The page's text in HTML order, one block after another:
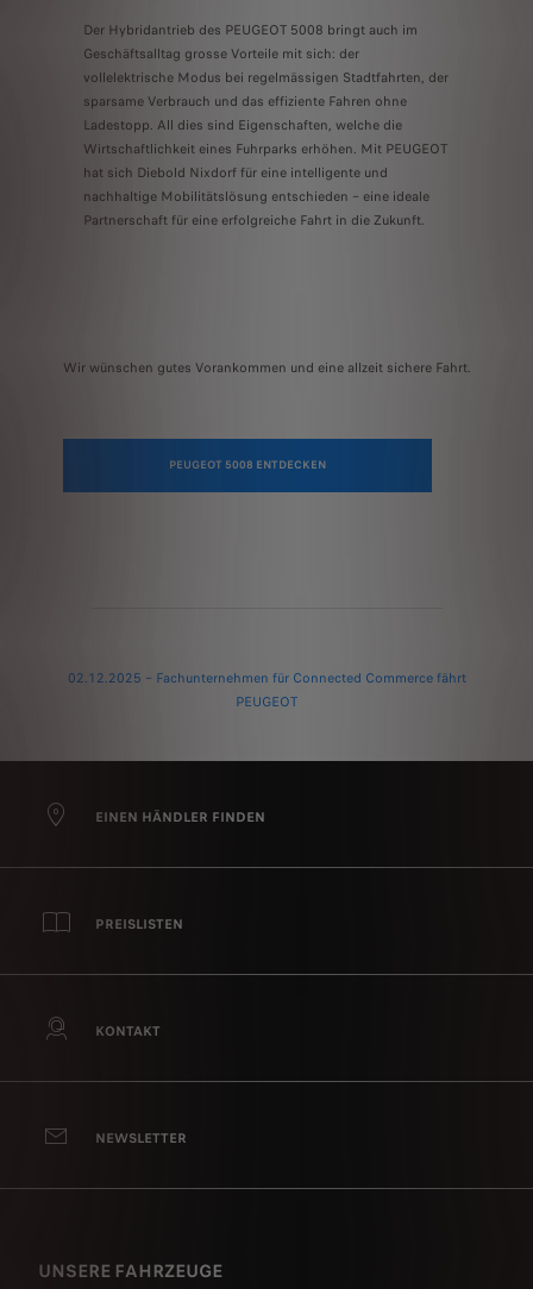
Der Hybridantrieb des PEUGEOT 5008 bringt auch im
Geschäftsalltag grosse Vorteile mit sich: der
vollelektrische Modus bei regelmässigen Stadtfahrten, der
sparsame Verbrauch und das effiziente Fahren ohne
Ladestopp. All dies sind Eigenschaften, welche die
Wirtschaftlichkeit eines Fuhrparks erhöhen. Mit PEUGEOT
hat sich Diebold Nixdorf für eine intelligente und
nachhaltige Mobilitätslösung entschieden – eine ideale
Partnerschaft für eine erfolgreiche Fahrt in die Zukunft.
Wir wünschen gutes Vorankommen und eine allzeit sichere Fahrt.
PEUGEOT 5008 ENTDECKEN
02.12.2025 – Fachunternehmen für Connected Commerce fährt
PEUGEOT
EINEN HÄNDLER FINDEN
PREISLISTEN
KONTAKT
NEWSLETTER
UNSERE FAHRZEUGE